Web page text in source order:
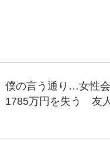
僕の言う通り…女性
1785万円を失う 友